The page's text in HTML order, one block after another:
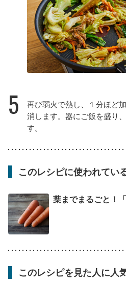
5
再び弱火で熱し、１分ほど
消します。器にご飯を盛り
す。
このレシピに使われてい
葉までまるごと！
このレシピを見た人に人